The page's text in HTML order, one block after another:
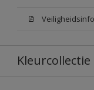
Kleurcollectie